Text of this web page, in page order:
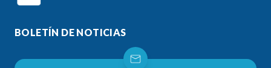
BOLETÍN DE NOTICIAS